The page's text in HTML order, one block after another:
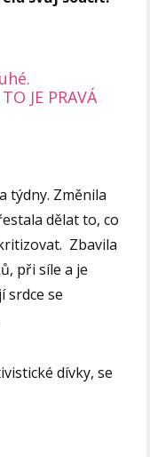
JE PRAVÁ
týdny. Změnila
dělat to, co
Zbavila
při síle a je
srdce se
dívky, se